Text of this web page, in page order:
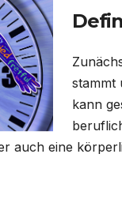
stammt
kann
auch eine